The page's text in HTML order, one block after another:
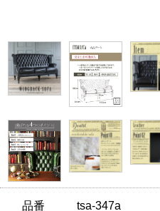
品番 tsa-347a